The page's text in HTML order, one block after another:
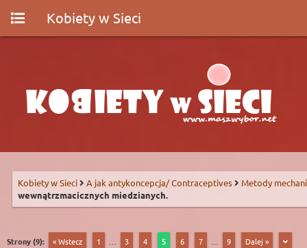
Kobiety w Sieci
Kobiety w Sieci A jak antykoncepcja/ Contraceptives
Metody
wewnątrzmacicznych miedzianych.
Strony (9): « Wstecz 1 3 4 5 6 7 9 Dalej »